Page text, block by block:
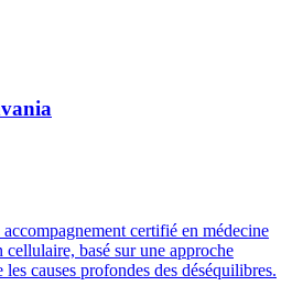
certifié en médecine
basé sur une approche
causes profondes des déséquilibres.